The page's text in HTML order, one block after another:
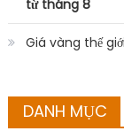
từ tháng 8
Giá vàng thế
DANH MỤC